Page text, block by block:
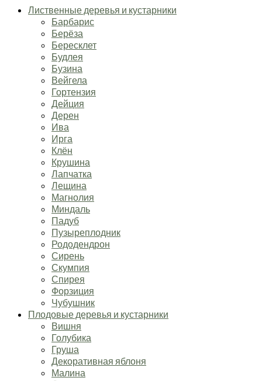
Лиственные деревья и кустарники
Барбарис
Берёза
Бересклет
Будлея
Бузина
Вейгела
Гортензия
Дейция
Дерен
Ива
Ирга
Клён
Крушина
Лапчатка
Лещина
Магнолия
Миндаль
Падуб
Пузыреплодник
Рододендрон
Сирень
Скумпия
Спирея
Форзиция
Чубушник
Плодовые деревья и кустарники
Вишня
Голубика
Груша
Декоративная яблоня
Малина